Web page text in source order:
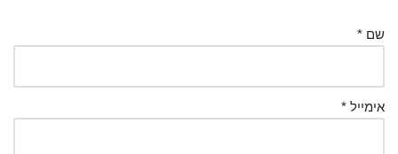
שם *
אימייל *